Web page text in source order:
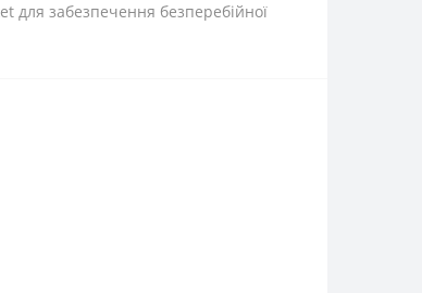
для забезпечення безперебійної